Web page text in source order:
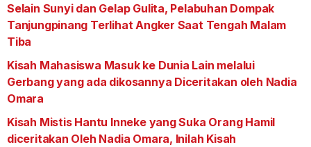
Selain Sunyi dan Gelap Gulita, Pelabuhan Dompak
Tanjungpinang Terlihat Angker Saat Tengah Malam
Tiba
Kisah Mahasiswa Masuk ke Dunia Lain melalui
Gerbang yang ada dikosannya Diceritakan oleh Nadia
Omara
Kisah Mistis Hantu Inneke yang Suka Orang Hamil
diceritakan Oleh Nadia Omara, Inilah Kisah